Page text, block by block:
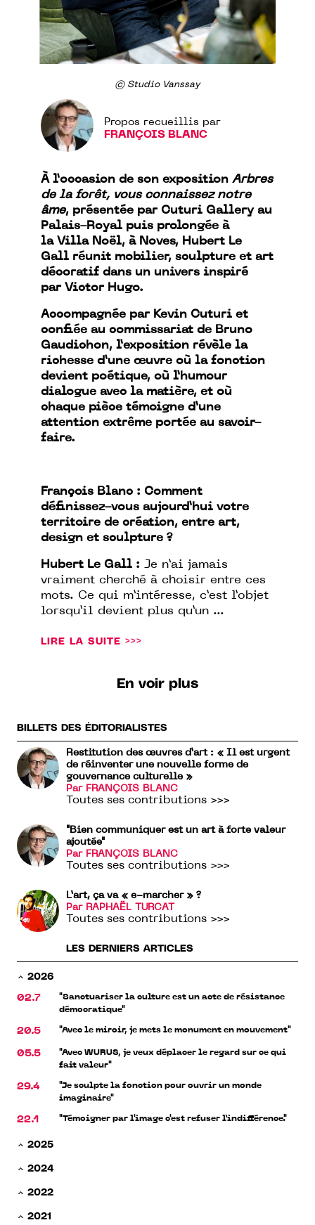
© Studio Vanssay
Propos recueillis par
FRANÇOIS BLANC
À l’occasion de son exposition Arbres
de la forêt, vous connaissez notre
âme, présentée par Cuturi Gallery au
Palais-Royal puis prolongée à
la Villa Noël, à Noves, Hubert Le
Gall réunit mobilier, sculpture et art
décoratif dans un univers inspiré
par Victor Hugo.
Accompagnée par Kevin Cuturi et
confiée au commissariat de Bruno
Gaudichon, l’exposition révèle la
richesse d’une œuvre où la fonction
devient poétique, où l’humour
dialogue avec la matière, et où
chaque pièce témoigne d’une
attention extrême portée au savoir-
faire.
François Blanc : Comment
définissez-vous aujourd’hui votre
territoire de création, entre art,
design et sculpture ?
Hubert Le Gall : Je n’ai jamais
vraiment cherché à choisir entre ces
mots. Ce qui m’intéresse, c’est l’objet
lorsqu’il devient plus qu’un ...
LIRE LA SUITE >>>
En voir plus
BILLETS DES ÉDITORIALISTES
Restitution des œuvres d’art : « Il est urgent
de réinventer une nouvelle forme de
gouvernance culturelle »
Par FRANÇOIS BLANC
Toutes ses contributions >>>
"Bien communiquer est un art à forte valeur
ajoutée"
Par FRANÇOIS BLANC
Toutes ses contributions >>>
L’art, ça va « e-marcher » ?
Par RAPHAËL TURCAT
Toutes ses contributions >>>
LES DERNIERS ARTICLES
2026
02.7
"Sanctuariser la culture est un acte de résistance
démocratique"
20.5 "Avec le miroir, je mets le monument en mouvement"
05.5
"Avec WURUS, je veux déplacer le regard sur ce qui
fait valeur"
29.4
"Je sculpte la fonction pour ouvrir un monde
imaginaire"
22.1 "Témoigner par l'image c'est refuser l’indifférence."
2025
2024
2022
2021